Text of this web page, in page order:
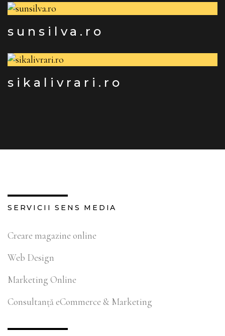
sunsilva.ro
sikalivrari.ro
SERVICII SENS MEDIA
Creare magazine online
Web Design
Marketing Online
Consultanță eCommerce & Marketing